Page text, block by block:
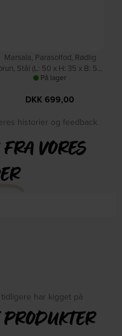
Marsala, Parasolfod, Rødlig
Stål (L: 50 x H: 35 x B: 50
cm.) by Zuiver
På lager
DKK 699,00
historier og feedback
VORES
har kigget på